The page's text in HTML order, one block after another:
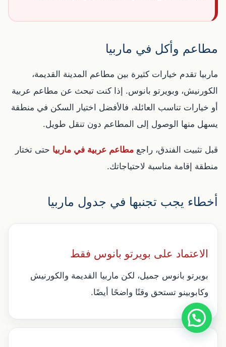
مطاعم وأكل في ماربيا
ماربيا تقدم خيارات كثيرة بين مطاعم المدينة القديمة،
الكورنيش، وبويرتو بانوس. إذا كنت تبحث عن مطاعم عربية
أو خيارات تناسب العائلة، فالأفضل اختيار السكن في منطقة
يسهل منها الوصول إلى المطاعم دون تنقل طويل.
قبل تثبيت الفندق، راجع مطاعم عربية في ماربيا حتى تختار
منطقة إقامة مناسبة لاحتياجاتك.
أخطاء يجب تجنبها في جدول ماربيا
الاعتماد على بويرتو بانوس فقط
بويرتو بانوس جميل، لكن ماربيا القديمة والكورنيش
وكابوبينو تستحق وقتًا واضحًا أيضًا.